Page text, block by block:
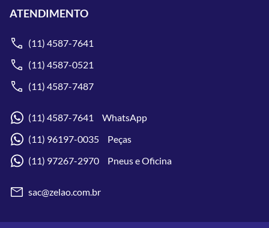
ATENDIMENTO
(11) 4587-7641
(11) 4587-0521
(11) 4587-7487
(11) 4587-7641 WhatsApp
(11) 96197-0035 Peças
(11) 97267-2970 Pneus e Oficina
sac@zelao.com.br